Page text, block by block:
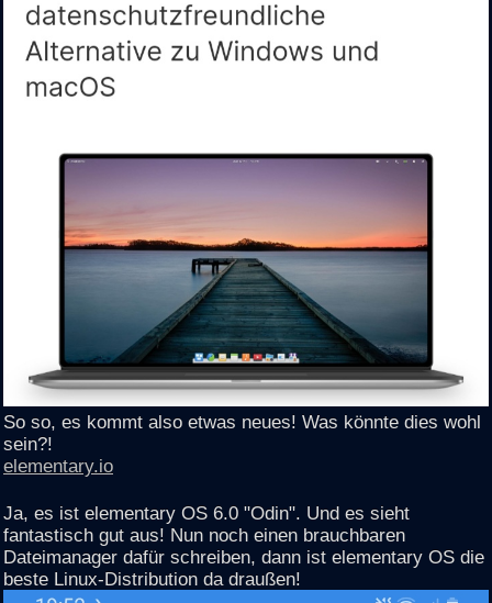
So so, es kommt also etwas neues! Was könnte dies wohl
sein?!
elementary.io
Ja, es ist elementary OS 6.0 "Odin". Und es sieht
fantastisch gut aus! Nun noch einen brauchbaren
Dateimanager dafür schreiben, dann ist elementary OS die
beste Linux-Distribution da draußen!